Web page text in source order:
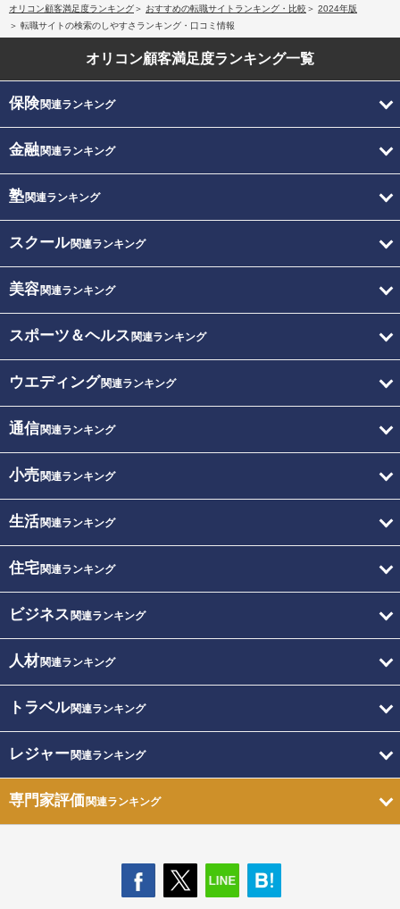
オリコン顧客満足度ランキング おすすめの転職サイトランキング・比較
2024年版
転職サイトの検索のしやすさランキング・口コミ情報
オリコン顧客満足度ランキング一覧
保険関連ランキング
金融関連ランキング
塾関連ランキング
スクール関連ランキング
美容関連ランキング
スポーツ＆ヘルス 関連ランキング
ウエディング関連ランキング
通信関連ランキング
小売関連ランキング
生活関連ランキング
住宅関連ランキング
ビジネス 関連ランキング
人材関連ランキング
トラベル関連ランキング
レジャー関連ランキング
専門家評価関連ランキング